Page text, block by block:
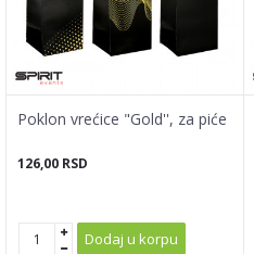
Poklon vrećice "Gold'', za piće
126,00 RSD
Dodaj u korpu